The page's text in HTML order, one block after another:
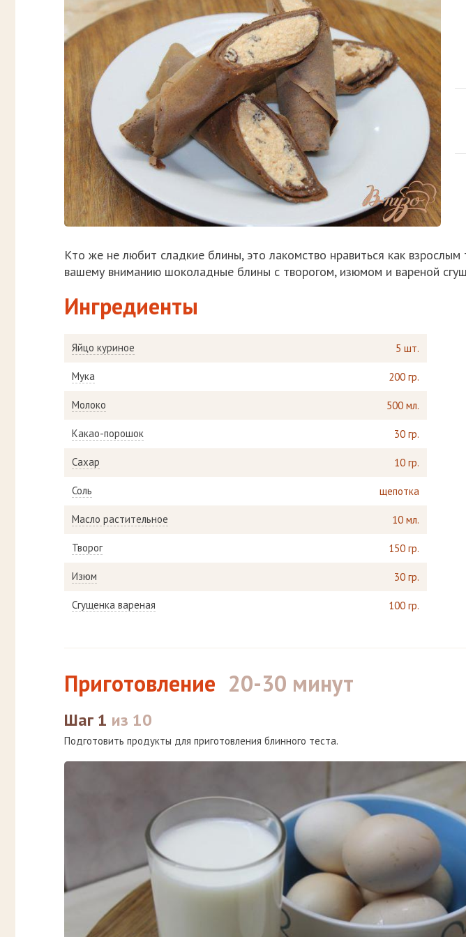
Кто же не любит сладкие блины, это лакомство нравиться как
вашему вниманию шоколадные блины с творогом, изюмом и вареной
Ингредиенты
Яйцо куриное 5 шт.
Мука 200 гр.
Молоко 500 мл.
Какао-порошок 30 гр.
Сахар 10 гр.
Соль щепотка
Масло растительное 10 мл.
Творог 150 гр.
Изюм 30 гр.
Сгущенка вареная 100 гр.
Приготовление 20-30 минут
Шаг 1 из 10
Подготовить продукты для приготовления блинного теста.